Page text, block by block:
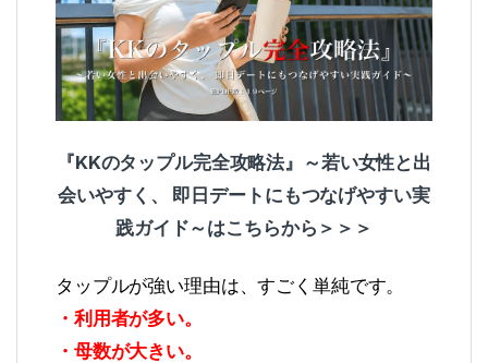
『KKのタップル完全攻略法』～若い女性と出
会いやすく、 即日デートにもつなげやすい実
践ガイド～はこちらから＞＞＞
タップルが強い理由は、すごく単純です。
・利用者が多い。
・母数が大きい。